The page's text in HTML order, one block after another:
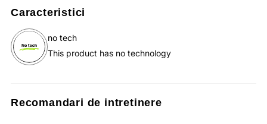
Caracteristici
no tech
This product has no technology
Recomandari de intretinere